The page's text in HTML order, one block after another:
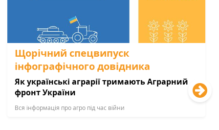
Щорічний спецвипуск
інфографічного довідника
Як українські аграрії тримають Аграрний
фронт України
Вся інформація про агро під час війни